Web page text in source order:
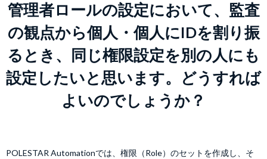
管理者ロールの設定において、監査
の観点から個人・個人にIDを割り振
るとき、同じ権限設定を別の人にも
設定したいと思います。どうすれば
よいのでしょうか？
POLESTAR Automationでは、権限（Role）のセットを作成し、そ